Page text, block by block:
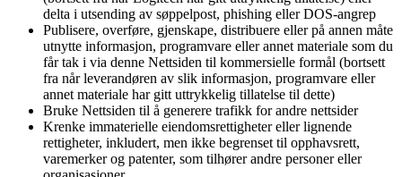
delta i utsending av søppelpost, phishing eller DOS-angrep
Publisere, overføre, gjenskape, distribuere eller på annen måte
utnytte informasjon, programvare eller annet materiale som du
får tak i via denne Nettsiden til kommersielle formål (bortsett
fra når leverandøren av slik informasjon, programvare eller
annet materiale har gitt uttrykkelig tillatelse til dette)
Bruke Nettsiden til å generere trafikk for andre nettsider
Krenke immaterielle eiendomsrettigheter eller lignende
rettigheter, inkludert, men ikke begrenset til opphavsrett,
varemerker og patenter, som tilhører andre personer eller